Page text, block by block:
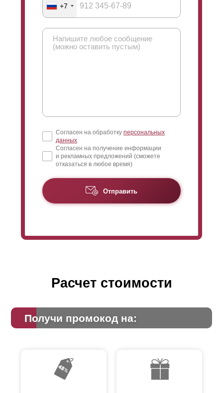
заклепки, крепящие усилитель, становятся видны с
влияет на функциональность и эксплуатационные
характеристики забора, но кому-то это может
показаться не красивым. В этом случае заклепки
+7
Согласен на обработку персональных
данных
Согласен на получение информации
и рекламных предложений (сможете
отказаться в любое время)
Отправить
Расчет стоимости
Получи промокод на: